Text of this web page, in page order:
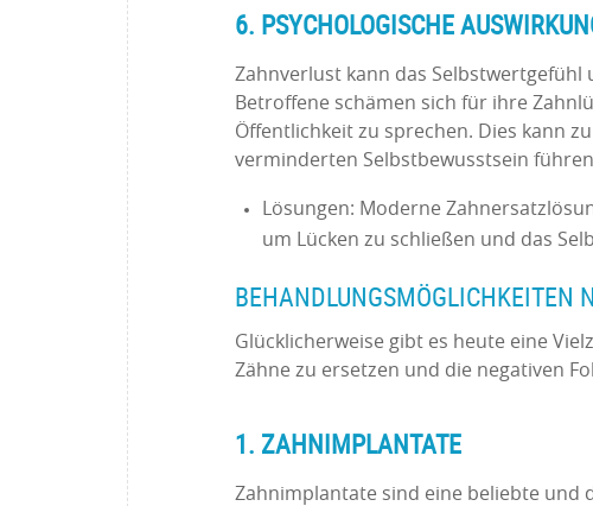
6. PSYCHOLOGISCHE
Zahnverlust kann das Selbstwertgefühl
Betroffene schämen sich für ihre
Öffentlichkeit zu sprechen. Dies kann
verminderten Selbstbewusstsein
Lösungen: Moderne
um Lücken zu schließen und das
BEHANDLUNGSMÖGLICHKEITEN
Glücklicherweise gibt es heute eine
Zähne zu ersetzen und die negativen
1. ZAHNIMPLANTATE
Zahnimplantate sind eine beliebte und